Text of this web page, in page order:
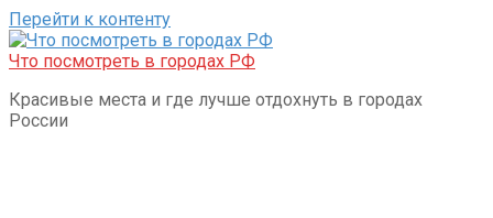
Перейти к контенту
Что посмотреть в городах РФ
Красивые места и где лучше отдохнуть в городах
России